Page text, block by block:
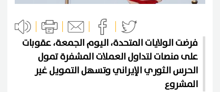
فرضت الولايات المتحدة، اليوم الجمعة، عقوبات
على منصات لتداول العملات المشفرة تمول
الحرس الثوري الإيراني وتسهل التمويل غير
المشروع